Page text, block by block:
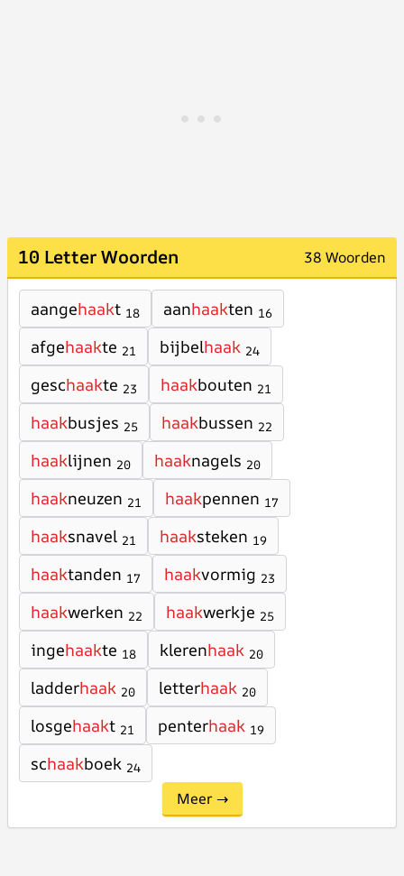
10 Letter Woorden 38 Woorden
aangehaakt 18 aanhaakten 16
afgehaakte 21 bijbelhaak 24
geschaakte 23 haakbouten 21
haakbusjes 25 haakbussen 22
haaklijnen 20 haaknagels 20
haakneuzen 21 haakpennen 17
haaksnavel 21 haaksteken 19
haaktanden 17 haakvormig 23
haakwerken 22 haakwerkje 25
ingehaakte 18 klerenhaak 20
ladderhaak 20 letterhaak 20
losgehaakt 21 penterhaak 19
schaakboek 24
Meer →